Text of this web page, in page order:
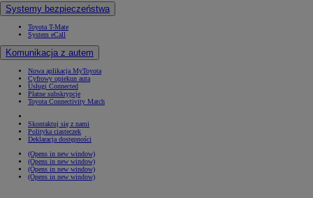
Systemy bezpieczeństwa
Toyota T-Mate
System eCall
Komunikacja z autem
Nowa aplikacja MyToyota
Cyfrowy opiekun auta
Usługi Connected
Płatne subskrypcje
Toyota Connectivity Match
Skontaktuj się z nami
Polityka ciasteczek
Deklaracja dostępności
(Opens in new window)
(Opens in new window)
(Opens in new window)
(Opens in new window)